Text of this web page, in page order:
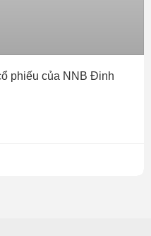
phiếu của NNB Đinh